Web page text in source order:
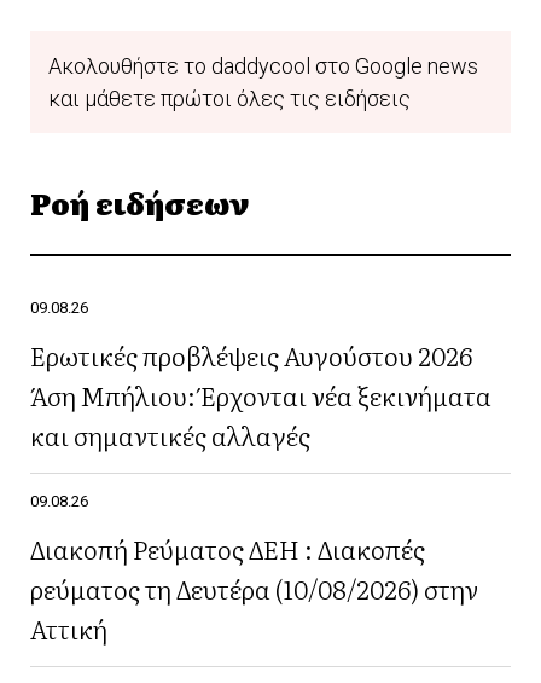
Ακολουθήστε το daddycool στο Google news
και μάθετε πρώτοι όλες τις ειδήσεις
Ροή ειδήσεων
09.08.26
Ερωτικές προβλέψεις Αυγούστου 2026
Άση Μπήλιου: Έρχονται νέα ξεκινήματα
και σημαντικές αλλαγές
09.08.26
Διακοπή Ρεύματος ΔΕΗ : Διακοπές
ρεύματος τη Δευτέρα (10/08/2026) στην
Αττική